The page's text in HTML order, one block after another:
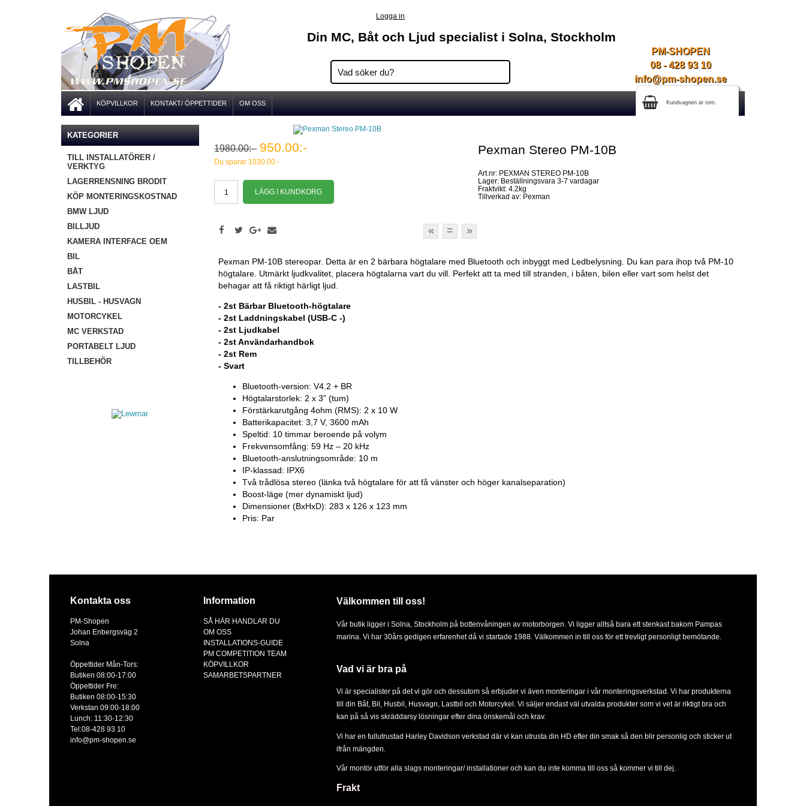
Logga in
Din MC, Båt och Ljud specialist i Solna, Stockholm
PM-SHOPEN
08 - 428 93 10
info@pm-shopen.se
KÖPVILLKOR KONTAKT/ ÖPPETTIDER OM OSS Kundvagnen är tom.
KATEGORIER
TILL INSTALLATÖRER /
VERKTYG
LAGERRENSNING BRODIT
KÖP MONTERINGSKOSTNAD
BMW LJUD
BILLJUD
KAMERA INTERFACE OEM
BIL
BÅT
LASTBIL
HUSBIL - HUSVAGN
MOTORCYKEL
MC VERKSTAD
PORTABELT LJUD
TILLBEHÖR
Pexman Stereo PM-10B
Art.nr: PEXMAN STEREO PM-10B
Lager: Beställningsvara 3-7 vardagar
Fraktvikt: 4.2kg
Tillverkad av: Pexman
1980.00:- 950.00:-
Du sparar 1030.00:-
« = »
Pexman PM-10B stereopar. Detta är en 2 bärbara högtalare med Bluetooth och inbyggt med Ledbelysning. Du kan para ihop två PM-10
högtalare. Utmärkt ljudkvalitet, placera högtalarna vart du vill. Perfekt att ta med till stranden, i båten, bilen eller vart som helst det
behagar att få riktigt härligt ljud.
- 2st Bärbar Bluetooth-högtalare
- 2st Laddningskabel (USB-C -)
- 2st Ljudkabel
- 2st Användarhandbok
- 2st Rem
- Svart
Bluetooth-version: V4.2 + BR
Högtalarstorlek: 2 x 3” (tum)
Förstärkarutgång 4ohm (RMS): 2 x 10 W
Batterikapacitet: 3,7 V, 3600 mAh
Speltid: 10 timmar beroende på volym
Frekvensomfång: 59 Hz – 20 kHz
Bluetooth-anslutningsområde: 10 m
IP-klassad: IPX6
Två trådlösa stereo (länka två högtalare för att få vänster och höger kanalseparation)
Boost-läge (mer dynamiskt ljud)
Dimensioner (BxHxD): 283 x 126 x 123 mm
Pris: Par
Kontakta oss
PM-Shopen
Johan Enbergsväg 2
Solna
Öppettider Mån-Tors:
Butiken 08:00-17:00
Öppettider Fre:
Butiken 08:00-15:30
Verkstan 09:00-18:00
Lunch: 11:30-12:30
Tel:08-428 93 10
info@pm-shopen.se
Information
SÅ HÄR HANDLAR DU
OM OSS
INSTALLATIONS-GUIDE
PM COMPETITION TEAM
KÖPVILLKOR
SAMARBETSPARTNER
Välkommen till oss!
Vår butik ligger i Solna, Stockholm på bottenvåningen av motorborgen. Vi ligger alltså bara ett stenkast bakom Pampas
marina. Vi har 30års gedigen erfarenhet då vi startade 1988. Välkommen in till oss för ett trevligt personligt bemötande.
Vad vi är bra på
Vi är specialister på det vi gör och dessutom så erbjuder vi även monteringar i vår monteringsverkstad. Vi har produkterna
till din Båt, Bil Husbil, Husvagn Lastbil och Motorcykel
. Vi säljer endast väl utvalda produkter som vi vet är riktigt bra och
kan på så vis skräddarsy lösningar efter dina önskemål och krav.
Vi har en fullutrustad Harley Davidson verkstad där vi kan utrusta din HD efter din smak så den blir personlig och sticker ut
ifrån mängden.
Vår montör utför alla slags monteringar/ installationeroch kan du inte komma till oss så kommer vi till dej.
Frakt